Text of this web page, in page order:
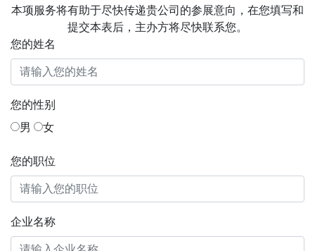
本项服务将有助于尽快传递贵公司的参展意向，在您填写和
提交本表后，主办方将尽快联系您。
您的姓名
您的性别
男
女
您的职位
企业名称